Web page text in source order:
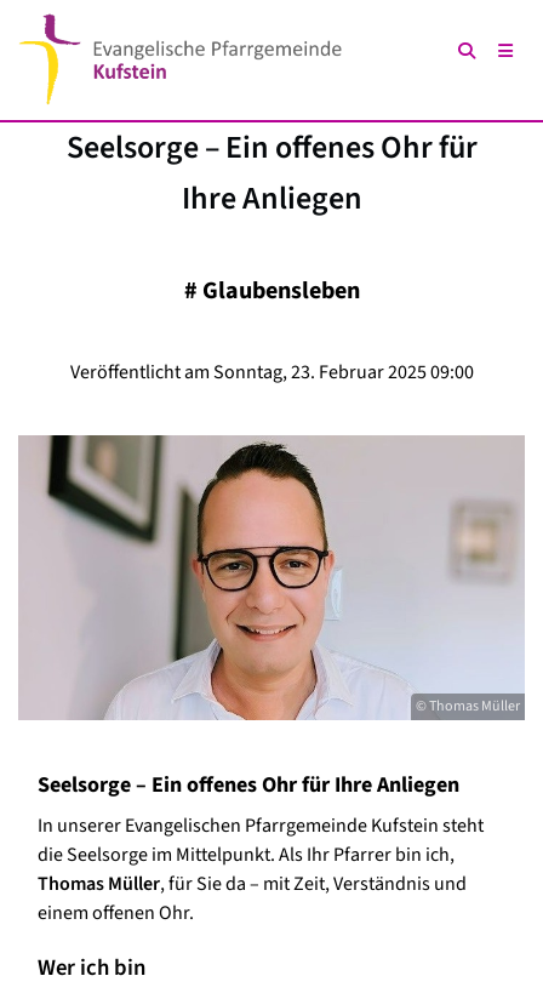
Seelsorge – Ein offenes Ohr für
Ihre Anliegen
# Glaubensleben
Veröffentlicht am Sonntag, 23. Februar 2025 09:00
© Thomas Müller
Seelsorge – Ein offenes Ohr für Ihre Anliegen
In unserer Evangelischen Pfarrgemeinde Kufstein steht
die Seelsorge im Mittelpunkt. Als Ihr Pfarrer bin ich,
Thomas Müller, für Sie da – mit Zeit, Verständnis und
einem offenen Ohr.
Wer ich bin